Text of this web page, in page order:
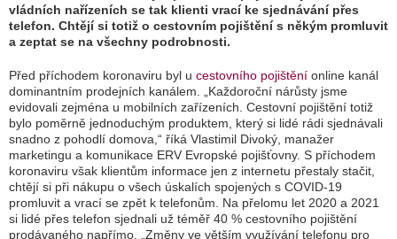
vládních nařízeních se tak klienti vrací ke sjednávání přes
telefon. Chtějí si totiž o cestovním pojištění s někým promluvit
a zeptat se na všechny podrobnosti.
Před příchodem koronaviru byl u cestovního pojištění online kanál
dominantním prodejních kanálem.
„Každoroční nárůsty jsme
evidovali zejména u mobilních zařízeních. Cestovní pojištění totiž
bylo poměrně jednoduchým produktem, který si lidé rádi sjednávali
snadno z pohodlí domova,“ říká Vlastimil Divoký, manažer
marketingu a komunikace ERV Evropské pojišťovny. S příchodem
koronaviru však klientům informace jen z internetu přestaly stačit,
chtějí si při nákupu o všech úskalích spojených s COVID-19
promluvit a vrací se zpět k telefonům. Na přelomu let 2020 a 2021
si lidé přes telefon sjednali už téměř 40 % cestovního pojištění
prodávaného napřímo.
„Změny ve větším využívání telefonu pro